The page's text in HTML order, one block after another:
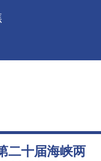
二十届海峡两